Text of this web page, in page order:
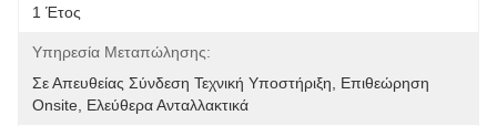
1 Έτος
Υπηρεσία Μεταπώλησης:
Σε Απευθείας Σύνδεση Τεχνική Υποστήριξη, Επιθεώρηση
Onsite, Ελεύθερα Ανταλλακτικά